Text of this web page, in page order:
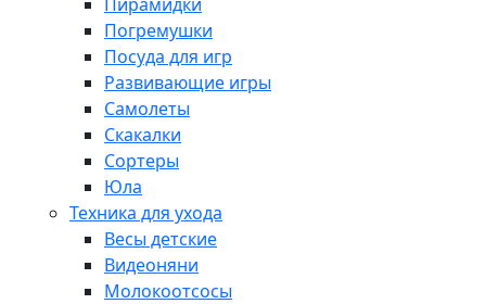
Погремушки
Посуда для игр
Развивающие игры
Самолеты
Скакалки
Сортеры
Юла
Техника для ухода
Весы детские
Видеоняни
Молокоотсосы